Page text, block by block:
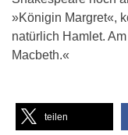
»Königin Margret«,
natürlich Hamlet.
Macbeth.«
teilen